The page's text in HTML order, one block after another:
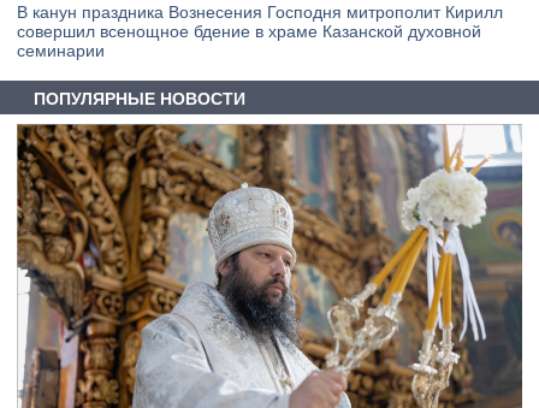
В канун праздника Вознесения Господня митрополит Кирилл
совершил всенощное бдение в храме Казанской духовной
семинарии
ПОПУЛЯРНЫЕ НОВОСТИ